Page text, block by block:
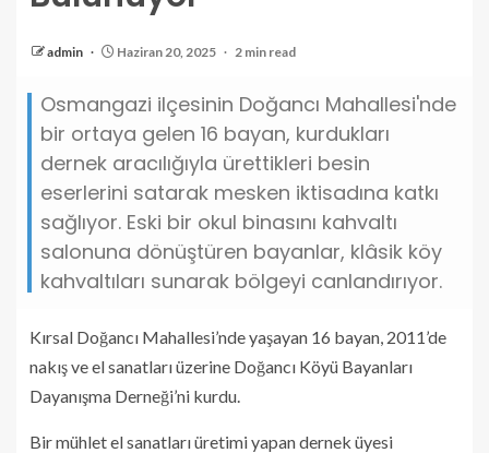
admin Haziran 20, 2025 2 min read
Osmangazi ilçesinin Doğancı Mahallesi'nde
bir ortaya gelen 16 bayan, kurdukları
dernek aracılığıyla ürettikleri besin
eserlerini satarak mesken iktisadına katkı
sağlıyor. Eski bir okul binasını kahvaltı
salonuna dönüştüren bayanlar, klâsik köy
kahvaltıları sunarak bölgeyi canlandırıyor.
Kırsal Doğancı Mahallesi’nde yaşayan 16 bayan, 2011’de
nakış ve el sanatları üzerine Doğancı Köyü Bayanları
Dayanışma Derneği’ni kurdu.
Bir mühlet el sanatları üretimi yapan dernek üyesi